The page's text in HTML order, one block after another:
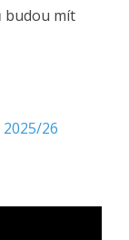
budou mít
26